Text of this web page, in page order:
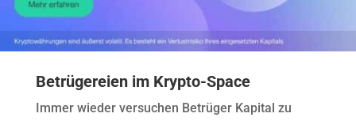
Betrügereien im Krypto-Space
Immer wieder versuchen Betrüger Kapital zu